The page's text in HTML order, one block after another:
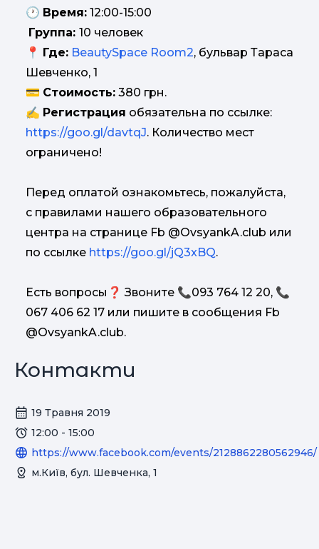
🕐 Время: 12:00-15:00
Группа: 10 человек
📍 Где: BeautySpace Room2, бульвар Тараса
Шевченко, 1
💳 Стоимость: 380 грн.
✍ Регистрация обязательна по ссылке:
https://goo.gl/davtqJ. Количество мест
ограничено!
Перед оплатой ознакомьтесь, пожалуйста,
с правилами нашего образовательного
центра на странице Fb @OvsyankA.club или
по ссылке https://goo.gl/jQ3xBQ.
Есть вопросы❓ Звоните 📞093 764 12 20, 📞
067 406 62 17 или пишите в сообщения Fb
@OvsyankA.club.
Контакти
19 Травня 2019
12:00 - 15:00
https://www.facebook.com/events/2128862280562946/
м.Київ, бул. Шевченка, 1